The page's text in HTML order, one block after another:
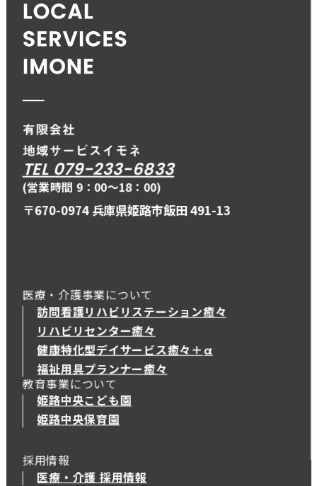
TEL 079-233-6833
(営業時間 9：00〜18：00)
〒670-0974 兵庫県姫路市飯田 491-13
医療・介護事業について
訪問看護リハビリステーション癒々
リハビリセンター癒々
健康特化型デイサービス癒々＋α
健康特化型デイサービス癒々＋
福祉用具プランナー癒々
教育事業について
姫路中央こども園
姫路中央保育園
採用情報
医療・介護 採用情報